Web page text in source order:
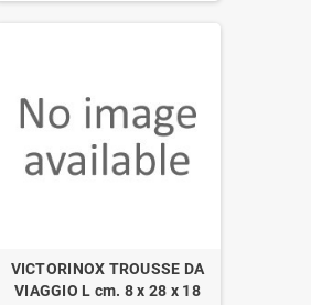
VICTORINOX TROUSSE DA
VIAGGIO L cm. 8 x 28 x 18